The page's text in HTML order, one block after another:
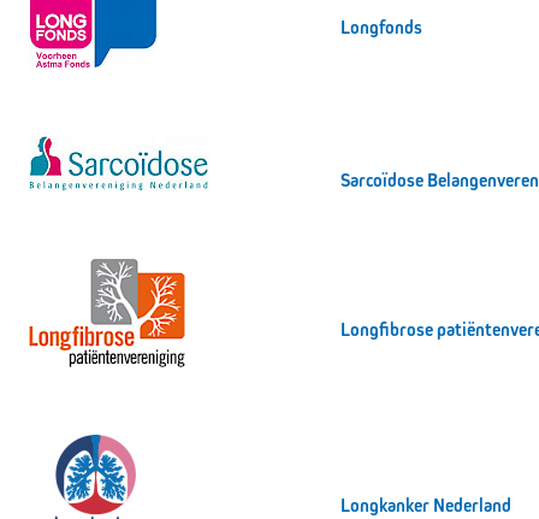
Longfonds
Sarcoïdose
Longfibrose
Longkanker Nederland